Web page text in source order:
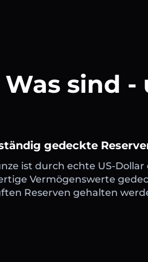
Was sind -
gedeckte
ist durch echte US-Dollar
Vermögenswerte
Reserven gehalten